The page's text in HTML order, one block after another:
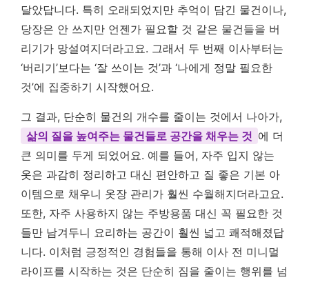
달았답니다. 특히 오래되었지만 추억이 담긴 물건이나,
당장은 안 쓰지만 언젠가 필요할 것 같은 물건들을 버
리기가 망설여지더라고요. 그래서 두 번째 이사부터는
‘버리기’보다는 ‘잘 쓰이는 것’과 ‘나에게 정말 필요한
것’에 집중하기 시작했어요.
그 결과, 단순히 물건의 개수를 줄이는 것에서 나아가,
삶의 질을 높여주는 물건들로 공간을 채우는 것 에 더
큰 의미를 두게 되었어요. 예를 들어, 자주 입지 않는
옷은 과감히 정리하고 대신 편안하고 질 좋은 기본 아
이템으로 채우니 옷장 관리가 훨씬 수월해지더라고요.
또한, 자주 사용하지 않는 주방용품 대신 꼭 필요한 것
들만 남겨두니 요리하는 공간이 훨씬 넓고 쾌적해졌답
니다. 이처럼 긍정적인 경험들을 통해 이사 전 미니멀
라이프를 시작하는 것은 단순히 짐을 줄이는 행위를 넘